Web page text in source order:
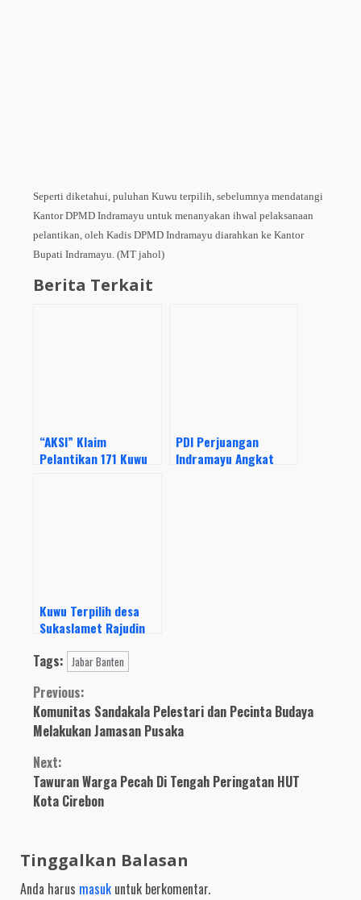
Seperti diketahui, puluhan Kuwu terpilih, sebelumnya mendatangi
Kantor DPMD Indramayu untuk menanyakan ihwal pelaksanaan
pelantikan, oleh Kadis DPMD Indramayu diarahkan ke Kantor
Bupati Indramayu. (MT jahol)
Berita Terkait
“AKSI” Klaim
Pelantikan 171 Kuwu
PDI Perjuangan
Indramayu Angkat
Kuwu Terpilih desa
Sukaslamet Rajudin
Tags: Jabar Banten
Continue
Reading
Previous:
Komunitas Sandakala Pelestari dan Pecinta Budaya
Melakukan Jamasan Pusaka
Next:
Tawuran Warga Pecah Di Tengah Peringatan HUT
Kota Cirebon
Tinggalkan Balasan
Anda harus masuk untuk berkomentar.